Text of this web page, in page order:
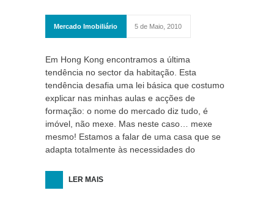
Mercado Imobiliário 5 de Maio, 2010
Em Hong Kong encontramos a última
tendência no sector da habitação. Esta
tendência desafia uma lei básica que costumo
explicar nas minhas aulas e acções de
formação: o nome do mercado diz tudo, é
imóvel, não mexe. Mas neste caso… mexe
mesmo! Estamos a falar de uma casa que se
adapta totalmente às necessidades do
LER MAIS